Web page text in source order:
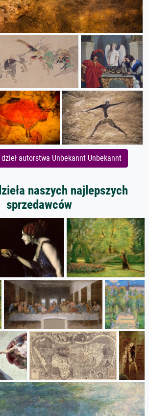
autorstwa Unbekannt Unbekannt
naszych najlepszych
sprzedawców